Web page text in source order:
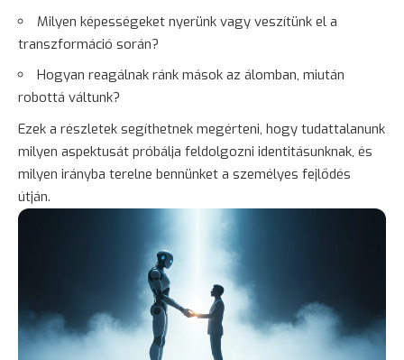
Milyen képességeket nyerünk vagy veszítünk el a
transzformáció során?
Hogyan reagálnak ránk mások az álomban, miután
robottá váltunk?
Ezek a részletek segíthetnek megérteni, hogy tudattalanunk
milyen aspektusát próbálja feldolgozni identitásunknak, és
milyen irányba terelne bennünket a személyes fejlődés
útján.